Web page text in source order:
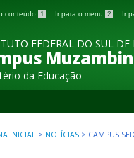
conteúdo 1 Ir para o menu 2 Ir
FEDERAL DO SUL DE
da Educação
INICIAL > NOTÍCIAS > CAMPUS